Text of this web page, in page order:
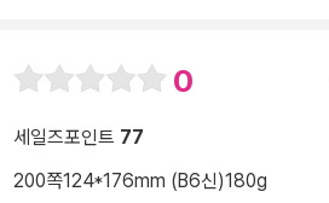
0
세일즈포인트 77
200쪽124*176mm (B6신)180g